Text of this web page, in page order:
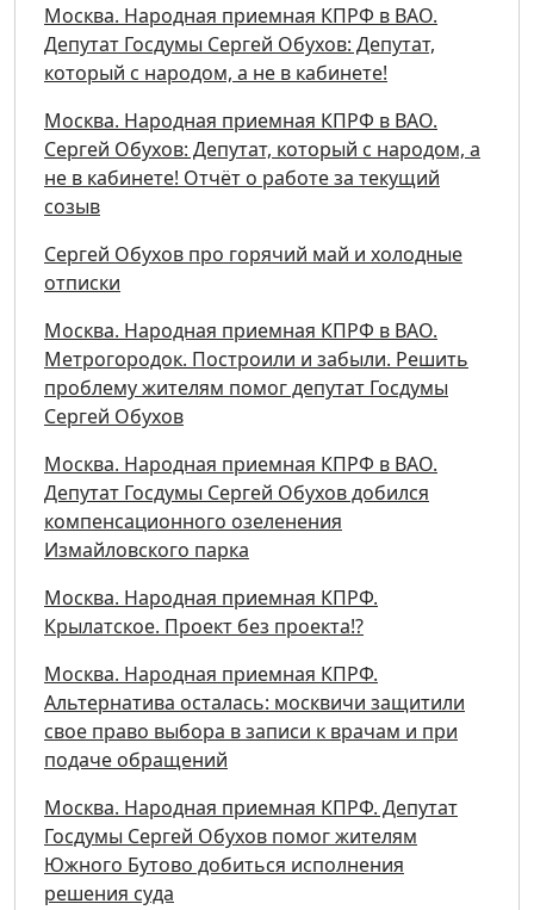
Москва. Народная приемная КПРФ в ВАО.
Депутат Госдумы Сергей Обухов: Депутат,
который с народом, а не в кабинете!
Москва. Народная приемная КПРФ в ВАО.
Сергей Обухов: Депутат, который с народом, а
не в кабинете! Отчёт о работе за текущий
созыв
Сергей Обухов про горячий май и холодные
отписки
Москва. Народная приемная КПРФ в ВАО.
Метрогородок. Построили и забыли. Решить
проблему жителям помог депутат Госдумы
Сергей Обухов
Москва. Народная приемная КПРФ в ВАО.
Депутат Госдумы Сергей Обухов добился
компенсационного озеленения
Измайловского парка
Москва. Народная приемная КПРФ.
Крылатское. Проект без проекта!?
Москва. Народная приемная КПРФ.
Альтернатива осталась: москвичи защитили
свое право выбора в записи к врачам и при
подаче обращений
Москва. Народная приемная КПРФ. Депутат
Госдумы Сергей Обухов помог жителям
Южного Бутово добиться исполнения
решения суда